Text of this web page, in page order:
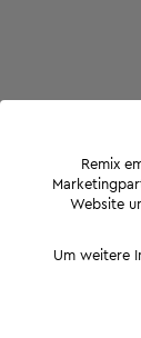
Remix
Website
Um weitere